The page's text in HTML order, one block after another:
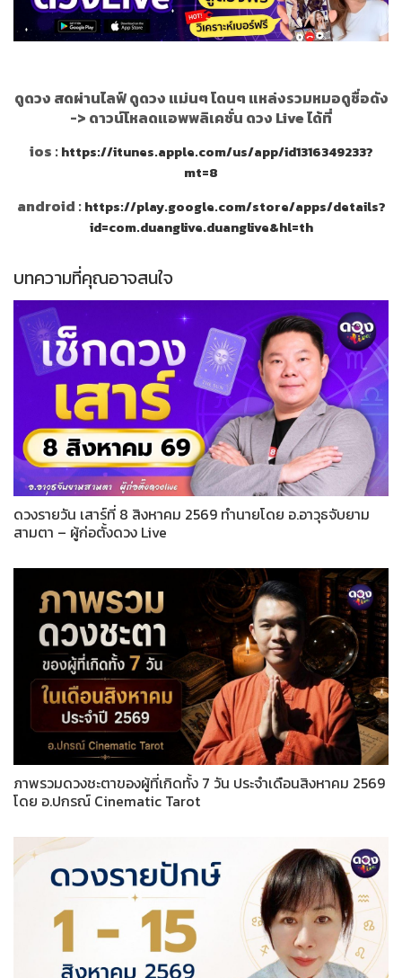
ดูดวง สดผ่านไลฟ์ ดูดวง แม่นๆ โดนๆ แหล่งรวมหมอดูชื่อดัง
-> ดาวน์โหลดแอพพลิเคชั่น ดวง Live ได้ที่
ios :https://itunes.apple.com/us/app/id1316349233?
mt=8
android :https://play.google.com/store/apps/details?
id=com.duanglive.duanglive&hl=th
บทความที่คุณอาจสนใจ
ดวงรายวัน เสาร์ที่ 8 สิงหาคม 2569 ทำนายโดย อ.อาวุธจับยาม
สามตา – ผู้ก่อตั้งดวง Live
ภาพรวมดวงชะตาของผู้ที่เกิดทั้ง 7 วัน ประจำเดือนสิงหาคม 2569
โดย อ.ปกรณ์ Cinematic Tarot